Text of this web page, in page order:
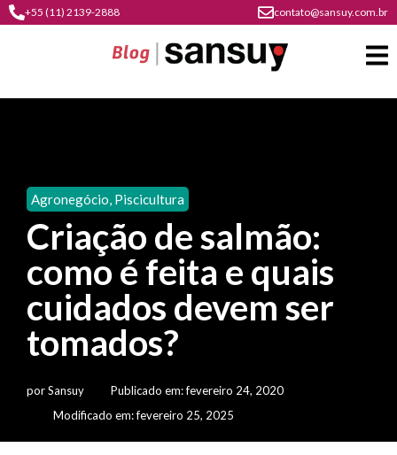
+55 (11) 2139-2888 contato@sansuy.com.br
contato
cultura
do
plástico
institucional
materiais
gratuitos
premiações
Agronegócio
psicultura
soluções
em
água
para
Coberturas
barracas
sansuy
de
feira
Indústria
visual
offshore
Transporte
e logística
armazenagem
Agronegócio, Piscicultura
Criação de salmão:
como é feita e quais
cuidados devem ser
tomados?
porSansuy Publicado em:fevereiro 24, 2020
Modificado em: fevereiro 25, 2025